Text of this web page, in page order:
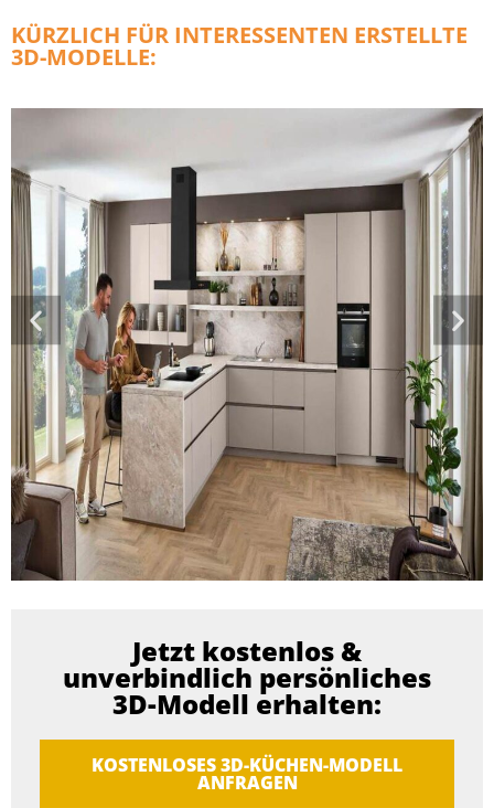
KÜRZLICH FÜR INTERESSENTEN ERSTELLTE
3D-MODELLE:
Jetzt kostenlos &
unverbindlich persönliches
3D-Modell erhalten:
KOSTENLOSES 3D-KÜCHEN-MODELL
ANFRAGEN